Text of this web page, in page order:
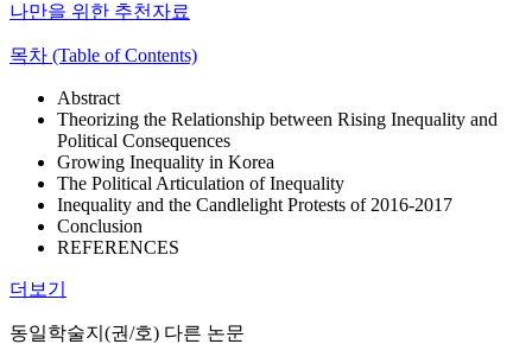
나만을 위한 추천자료
목차 (Table of Contents)
Abstract
Theorizing the Relationship between Rising Inequality and
Political Consequences
Growing Inequality in Korea
The Political Articulation of Inequality
Inequality and the Candlelight Protests of 2016-2017
Conclusion
REFERENCES
더보기
동일학술지(권/호) 다른 논문